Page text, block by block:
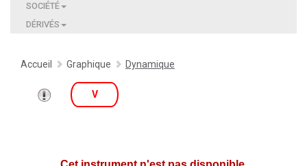
SOCIÉTÉ
DÉRIVÉS
Accueil Graphique Dynamique
V